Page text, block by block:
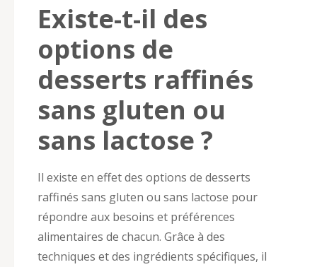
Existe-t-il des
options de
desserts raffinés
sans gluten ou
sans lactose ?
Il existe en effet des options de desserts
raffinés sans gluten ou sans lactose pour
répondre aux besoins et préférences
alimentaires de chacun. Grâce à des
techniques et des ingrédients spécifiques, il